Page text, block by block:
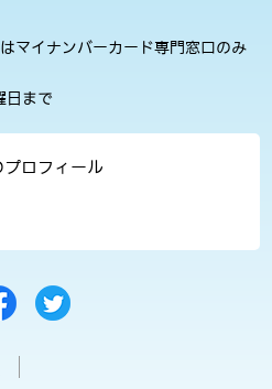
マイナンバーカード専門窓口のみ
日まで
プロフィール